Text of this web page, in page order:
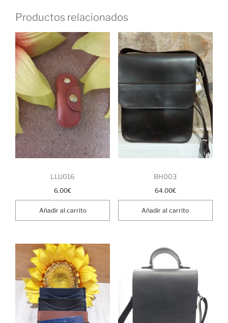
Productos relacionados
LLU016
6.00€
Añadir al carrito
BH003
64.00€
Añadir al carrito